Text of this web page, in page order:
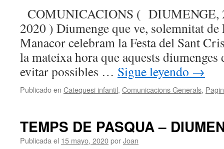
COMUNICACIONS ( DIUMENGE,
2020 ) Diumenge que ve, solemnitat de
Manacor celebram la Festa del Sant
la mateixa hora que aquests diumenges
evitar possibles … Sigue leyendo →
Publicado en Catequesi infantil, Comunicacions Generals,
TEMPS DE PASQUA –
Publicada el 15 mayo, 2020porJoan